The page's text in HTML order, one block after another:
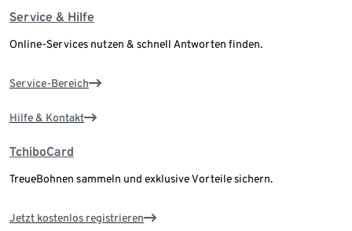
Service & Hilfe
Online-Services nutzen & schnell Antworten finden.
Service-Bereich
Hilfe & Kontakt
TchiboCard
TreueBohnen sammeln und exklusive Vorteile sichern.
Jetzt kostenlos registrieren